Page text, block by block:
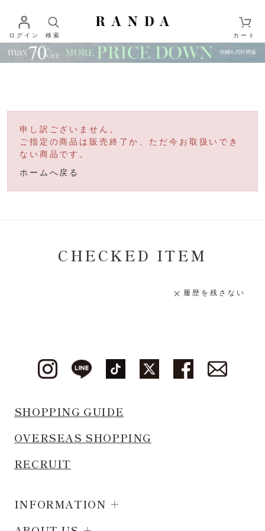
ログイン 検索 カート
申し訳ございません。
ご指定の商品は販売終了か、ただ今お取扱いでき
ない商品です。
ホームへ戻る
CHECKED ITEM
履歴を残さない
SHOPPING GUIDE
OVERSEAS SHOPPING
RECRUIT
INFORMATION